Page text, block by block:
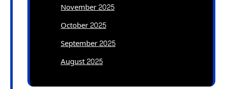
November 2025
October 2025
September 2025
August 2025